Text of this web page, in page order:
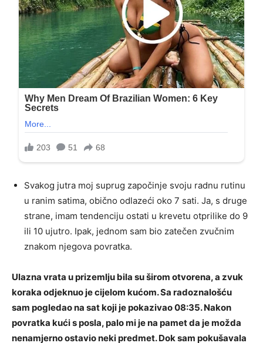
Svakog jutra moj suprug započinje svoju radnu rutinu
u ranim satima, obično odlazeći oko 7 sati. Ja, s druge
strane, imam tendenciju ostati u krevetu otprilike do 9
ili 10 ujutro. Ipak, jednom sam bio zatečen zvučnim
znakom njegova povratka.
Ulazna vrata u prizemlju bila su širom otvorena, a zvuk
koraka odjeknuo je cijelom kućom. Sa radoznalošću
sam pogledao na sat koji je pokazivao 08:35. Nakon
povratka kući s posla, palo mi je na pamet da je možda
nenamjerno ostavio neki predmet. Dok sam pokušavala